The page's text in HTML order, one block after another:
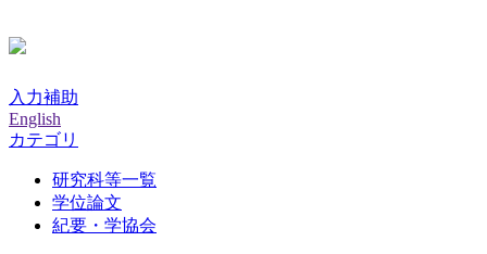
入力補助
English
カテゴリ
研究科等一覧
学位論文
紀要・学協会